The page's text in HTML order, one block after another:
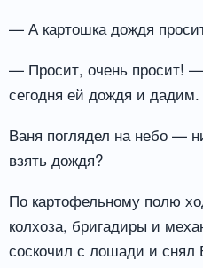
— А картошка дождя
— Просит, очень просит!
сегодня ей дождя и дадим.
Ваня поглядел на небо —
взять дождя?
По картофельному полю
колхоза, бригадиры и
соскочил с лошади и снял